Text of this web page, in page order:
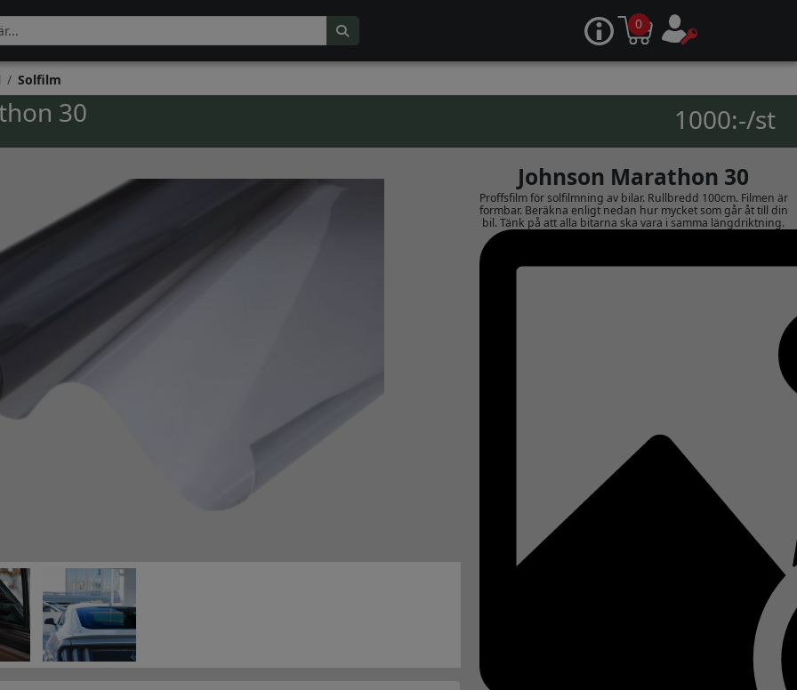
0
Solfilm
30 1000:-/st
Johnson Marathon 30
Proffsfilm för solfilmning av bilar. Rullbredd 100cm. Filmen är
formbar. Beräkna enligt nedan hur mycket som går åt till din
bil. Tänk på att alla bitarna ska vara i samma längdriktning.